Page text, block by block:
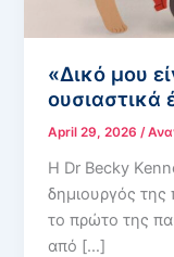
«Δικό μου
ουσιαστικά
April 29, 2026/
Η Dr Becky
δημιουργός της
το πρώτο της
από […]